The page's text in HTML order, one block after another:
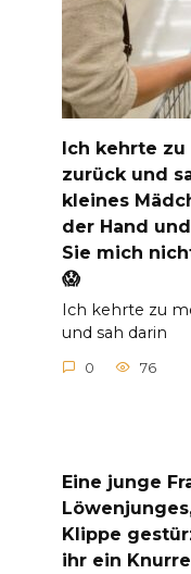
Ich kehrte zu
zurück und
kleines
der Hand
Sie mich
😱
Ich kehrte zu
und sah darin
0 76
Eine junge
Klippe
ihr ein